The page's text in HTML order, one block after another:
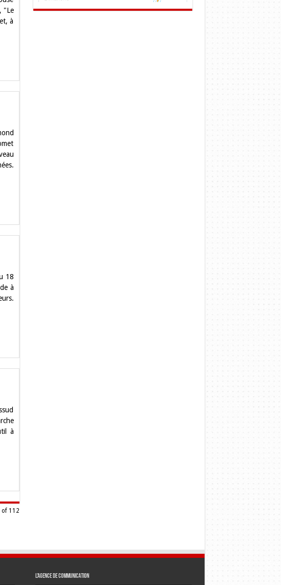
"Le
à
18
à
à
of 112
L’agence de communication